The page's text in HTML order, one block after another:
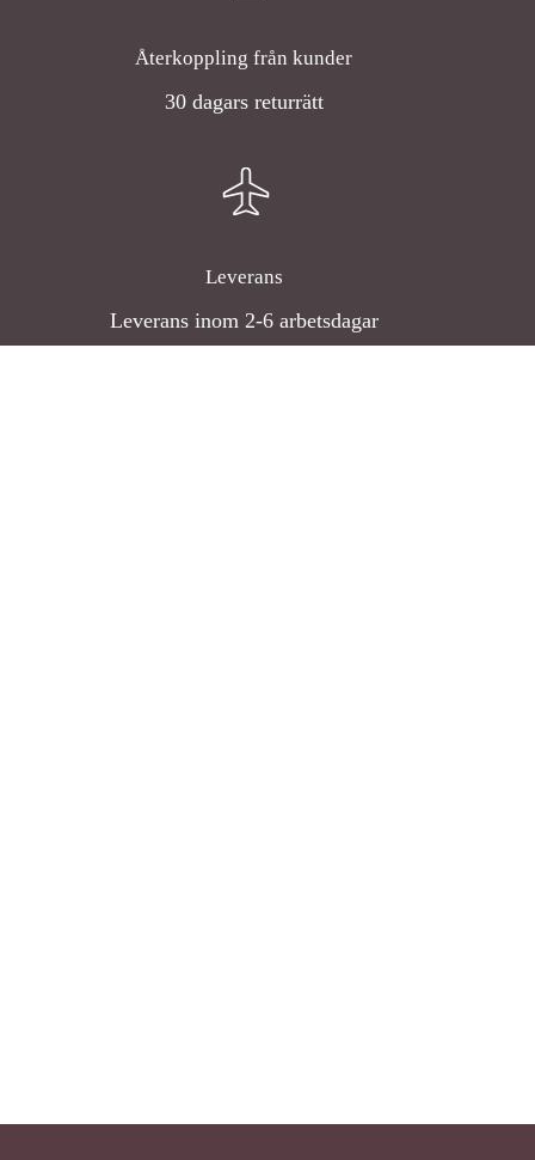
Återkoppling från kunder
30 dagars returrätt
Leverans
Leverans inom 2-6 arbetsdagar